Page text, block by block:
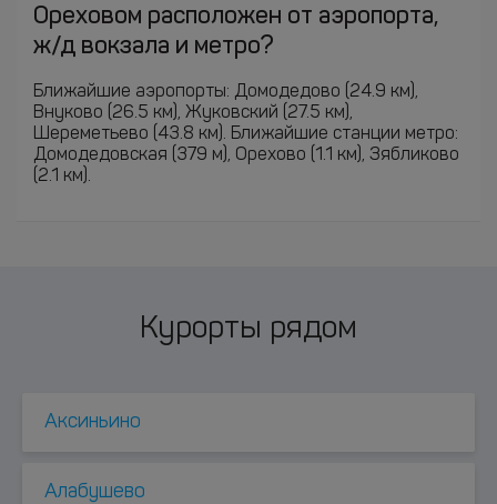
Ореховом расположен от аэропорта,
ж/д вокзала и метро?
Ближайшие аэропорты: Домодедово (24.9 км),
Внуково (26.5 км), Жуковский (27.5 км),
Шереметьево (43.8 км). Ближайшие станции метро:
Домодедовская (379 м), Орехово (1.1 км), Зябликово
(2.1 км).
Курорты рядом
Аксиньино
Алабушево